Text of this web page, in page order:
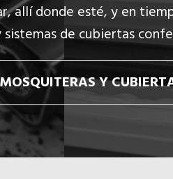
allí donde esté, y en
de cubiertas
Y